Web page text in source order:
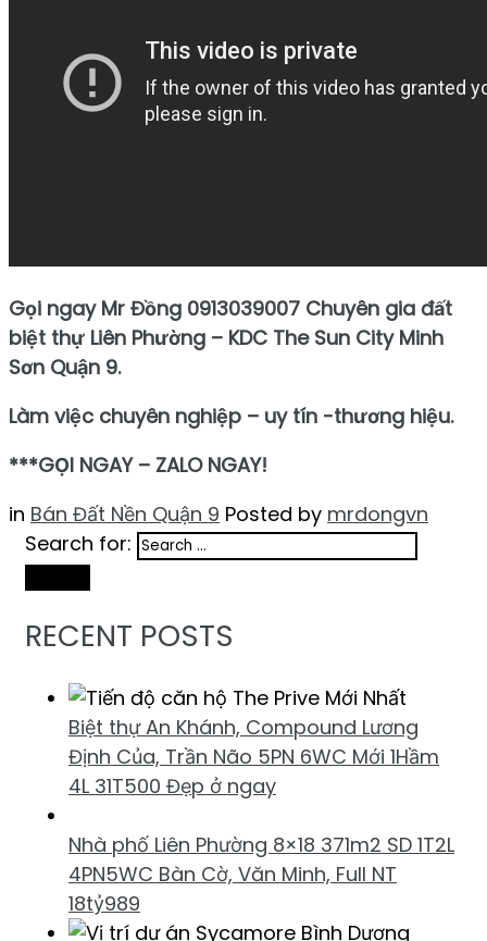
Gọi ngay Mr Đồng 0913039007 Chuyên gia đất
biệt thự Liên Phường – KDC The Sun City Minh
Sơn Quận 9.
Làm việc chuyên nghiệp – uy tín -thương hiệu.
***GỌI NGAY – ZALO NGAY!
in Bán Đất Nền Quận 9 Posted by mrdongvn
Search for:
RECENT POSTS
Biệt thự An Khánh, Compound Lương
Định Của, Trần Não 5PN 6WC Mới 1Hầm
4L 31T500 Đẹp ở ngay
Nhà phố Liên Phường 8×18 371m2 SD 1T2L
4PN5WC Bàn Cờ, Văn Minh, Full NT
18tỷ989